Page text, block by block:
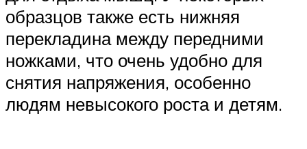
образцов также есть нижняя
перекладина между передними
ножками, что очень удобно для
снятия напряжения, особенно
людям невысокого роста и детям.